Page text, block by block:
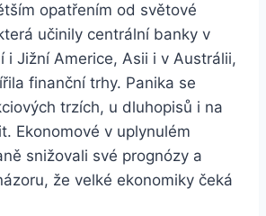
opatřením od světové
učinily centrální banky v
i Jižní Americe, Asii i v Austrálii,
finanční trhy. Panika se
trzích, u dluhopisů i na
Ekonomové v uplynulém
snižovali své prognózy a
že velké ekonomiky čeká